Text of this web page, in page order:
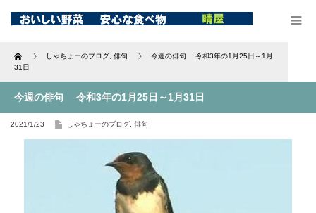
Home しゃちょーのブログ 俳句
今週の俳句 令和3年の1月25日～1月
31日
今週の俳句 令和3年の1月25日～1月31日
2021/1/23 しゃちょーのブログ 俳句